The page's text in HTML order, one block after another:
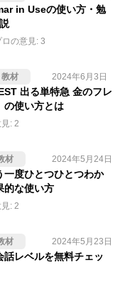
in Useの使い方・勉
ロの意見: 3
材 2024年6月3日
出る単特急 金のフレ
の使い方とは
: 2
材 2024年5月24日
一度ひとつひとつわか
的な使い方
: 2
材 2024年5月23日
話レベルを無料チェッ